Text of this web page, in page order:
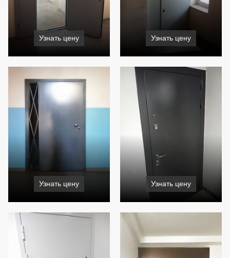
Узнать цену Узнать цену
Узнать цену Узнать цену